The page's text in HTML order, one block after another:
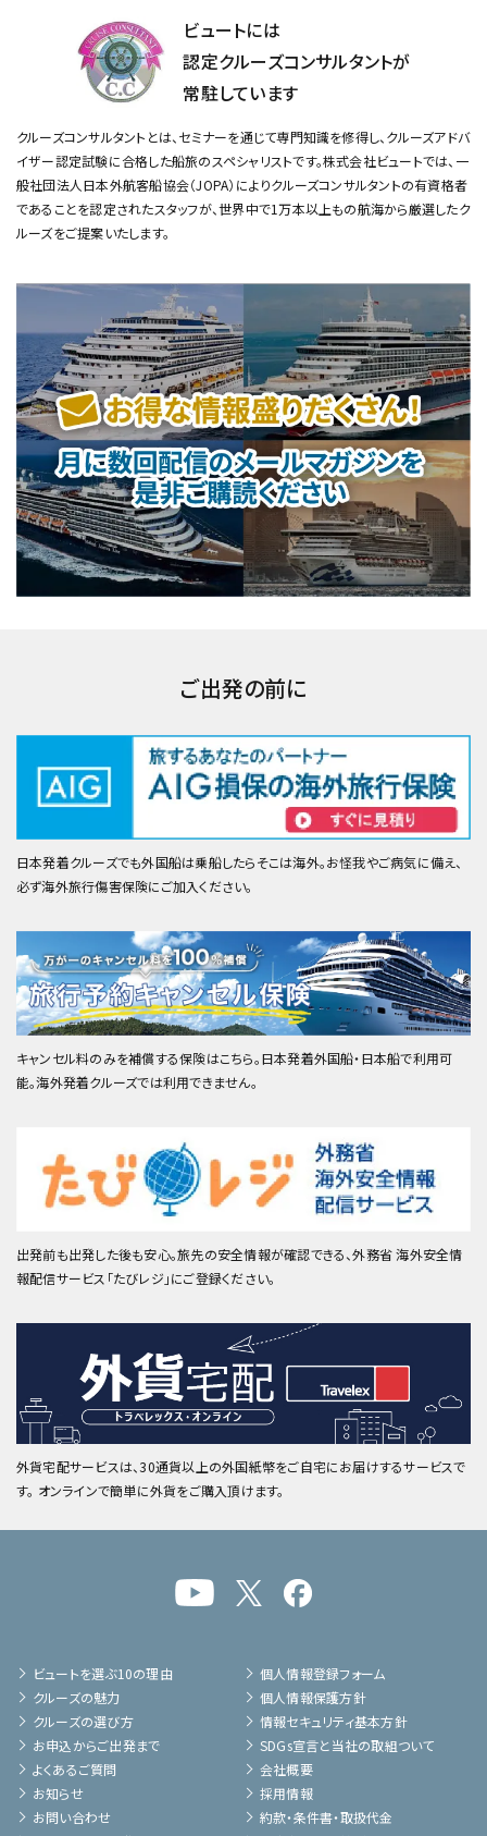
ビュートには
認定クルーズコンサルタントが
常駐しています
クルーズコンサルタントとは、セミナーを通じて専門知識を修得し、クルーズアドバ
イザー認定試験に合格した船旅のスペシャリストです。株式会社ビュートでは、一
般社団法人日本外航客船協会（JOPA）によりクルーズコンサルタントの有資格者
であることを認定されたスタッフが、世界中で1万本以上もの航海から厳選したク
ルーズをご提案いたします。
ご出発の前に
日本発着クルーズでも外国船は乗船したらそこは海外。お怪我やご病気に備え、
必ず海外旅行傷害保険にご加入ください。
キャンセル料のみを補償する保険はこちら。日本発着外国船・日本船で利用可
能。海外発着クルーズでは利用できません。
出発前も出発した後も安心。旅先の安全情報が確認できる、外務省 海外安全情
報配信サービス「たびレジ」にご登録ください。
外貨宅配サービスは、30通貨以上の外国紙幣をご自宅にお届けするサービスで
す。 オンラインで簡単に外貨をご購入頂けます。
ビュートを選ぶ10の理由
クルーズの魅力
クルーズの選び方
お申込からご出発まで
よくあるご質問
お知らせ
お問い合わせ
個人情報登録フォーム
個人情報保護方針
情報セキュリティ基本方針
SDGs宣言と当社の取組ついて
会社概要
採用情報
約款・条件書・取扱代金